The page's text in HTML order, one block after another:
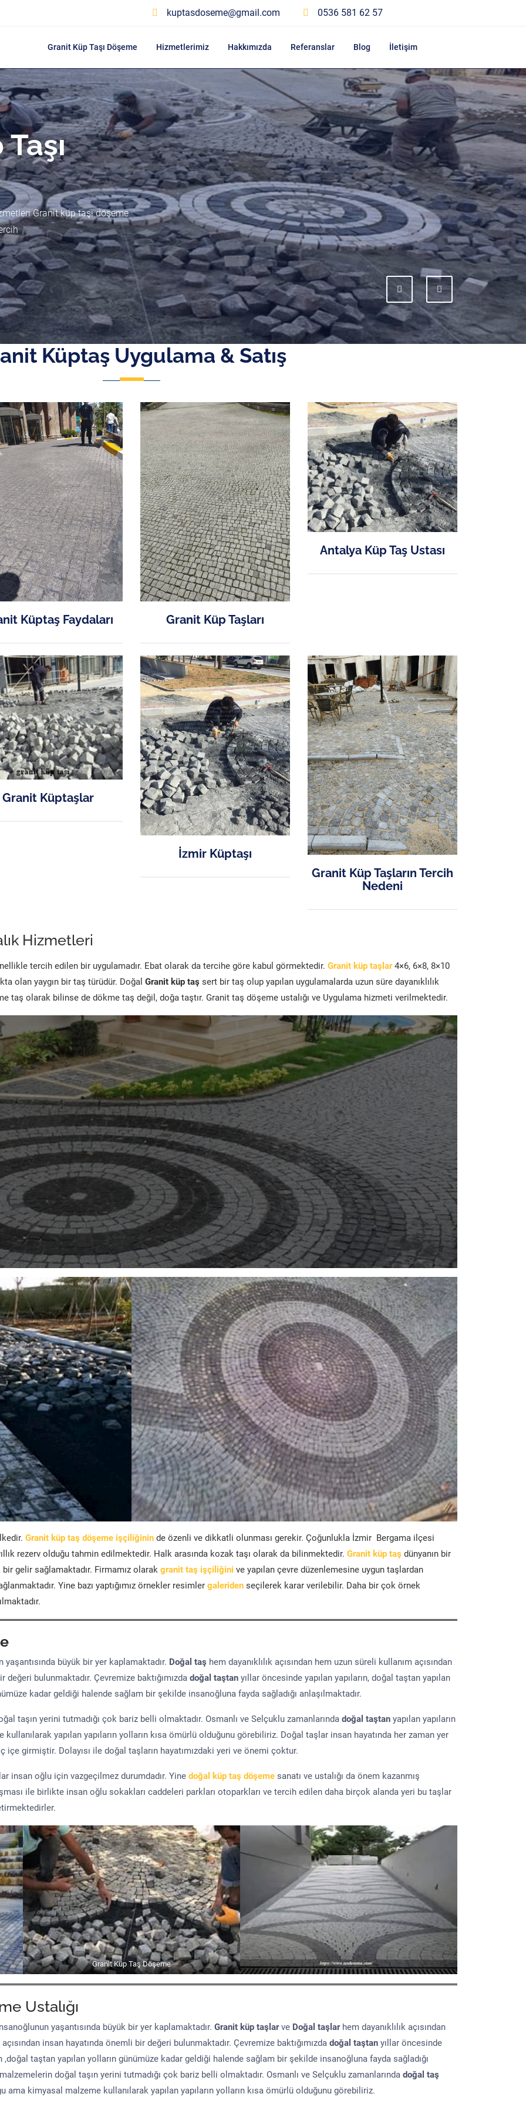
kuptasdoseme@gmail.com 0536 581 62 57
Granit Küp Taşı Döşeme Hizmetlerimiz Hakkımızda Referanslar Blog İletişim
Granit küp taşı döşeme
Previous Next
Küptaş Uygulama & Satış
Küptaş Faydaları Granit Küp Taşları
Antalya Küp Taş Ustası
Granit Küptaşlar
İzmir Küptaşı
Granit Küp Taşların Tercih
Nedeni
Hizmetleri
tercih edilen bir uygulamadır. Ebat olarak da tercihe göre kabul görmektedir. Granit küp taşlar 4×6, 6×8, 8×10
olan yaygın bir taş türüdür. Doğal Granit küp taş sert bir taş olup yapılan uygulamalarda uzun süre dayanıklılık
taş olarak bilinse de dökme taş değil, doğa taştır. Granit taş döşeme ustalığı ve Uygulama hizmeti verilmektedir.
Granit küp taş döşeme işçiliğinin de özenli ve dikkatli olunması gerekir. Çoğunlukla İzmir Bergama ilçesi
rezerv olduğu tahmin edilmektedir. Halk arasında kozak taşı olarak da bilinmektedir. Granit küp taş dünyanın bir
gelir sağlamaktadır. Firmamız olarak granit taş işçiliğini ve yapılan çevre düzenlemesine uygun taşlardan
Yine bazı yaptığımız örnekler resimler galeriden seçilerek karar verilebilir. Daha bir çok örnek
büyük bir yer kaplamaktadır. Doğal taş hem dayanıklılık açısından hem uzun süreli kullanım açısından
değeri bulunmaktadır. Çevremize baktığımızda doğal taştan yıllar öncesinde yapılan yapıların, doğal taştan yapılan
kadar geldiği halende sağlam bir şekilde insanoğluna fayda sağladığı anlaşılmaktadır.
taşın yerini tutmadığı çok bariz belli olmaktadır. Osmanlı ve Selçuklu zamanlarında doğal taştan yapılan yapıların
yapılan yapıların yolların kısa ömürlü olduğunu görebiliriz. Doğal taşlar insan hayatında her zaman yer
girmiştir. Dolayısı ile doğal taşların hayatımızdaki yeri ve önemi çoktur.
insan oğlu için vazgeçilmez durumdadır. Yine doğal küp taş döşeme sanatı ve ustalığı da önem kazanmış
ile birlikte insan oğlu sokakları caddeleri parkları otoparkları ve tercih edilen daha birçok alanda yeri bu taşlar
Granit Küp Taş Döşeme
Ustalığı
yaşantısında büyük bir yer kaplamaktadır. Granit küp taşlarve Doğal taşlar hem dayanıklılık açısından
insan hayatında önemli bir değeri bulunmaktadır. Çevremize baktığımızda doğal taştan yıllar öncesinde
,doğal taştan yapılan yolların günümüze kadar geldiği halende sağlam bir şekilde insanoğluna fayda sağladığı
doğal taşın yerini tutmadığı çok bariz belli olmaktadır. Osmanlı ve Selçuklu zamanlarında doğal taş
ama kimyasal malzeme kullanılarak yapılan yapıların yolların kısa ömürlü olduğunu görebiliriz.